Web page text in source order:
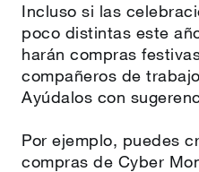
Incluso si las
poco distintas este
harán compras
compañeros de
Ayúdalos con
Por ejemplo, puedes
compras de Cyber